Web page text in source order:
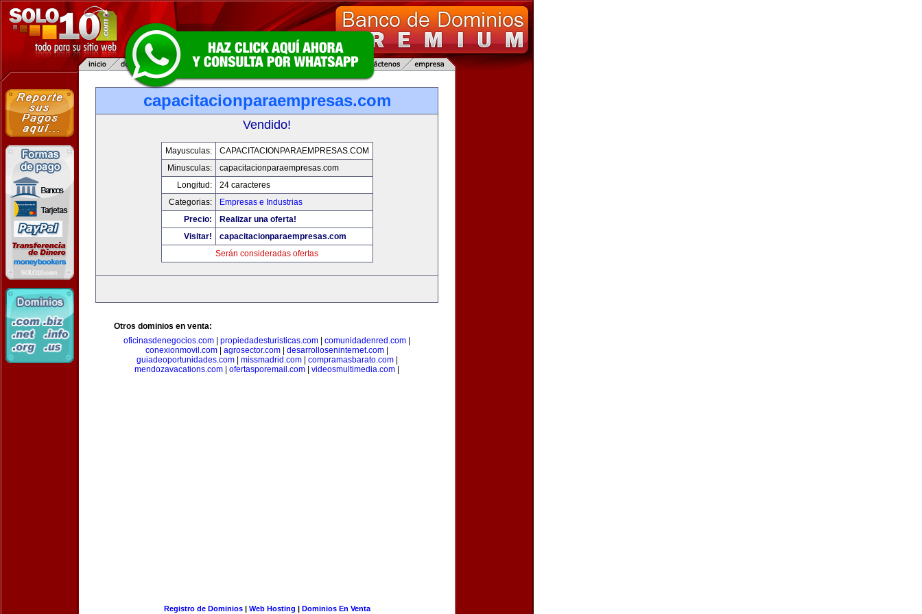
capacitacionparaempresas.com
Vendido!
Mayusculas:
CAPACITACIONPARAEMPRESAS.COM
Minusculas:
capacitacionparaempresas.com
Longitud:
24 caracteres
Categorias:
Empresas e Industrias
Precio:
Realizar una oferta!
Visitar!
capacitacionparaempresas.com
Serán consideradas ofertas
Otros dominios en venta:
oficinasdenegocios.com
propiedadesturisticas.com comunidadenred.com
conexionmovil.com
agrosector.com desarrolloseninternet.com
guiadeoportunidades.com| missmadrid.com| compramasbarato.com|
mendozavacations.com
ofertasporemail.com videosmultimedia.com
Registro de Dominios| Web Hosting | Dominios En Venta